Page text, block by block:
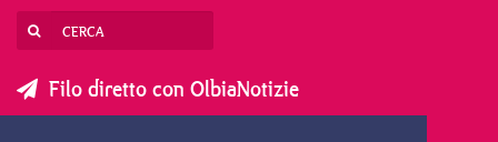
Filo diretto con OlbiaNotizie